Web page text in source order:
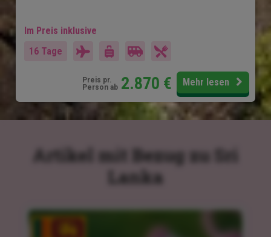
Im Preis inklusive
16 Tage
Preis pr.
Person ab 2.870 € Mehr lesen
Artikel mit Bezug zu Sri
Lanka